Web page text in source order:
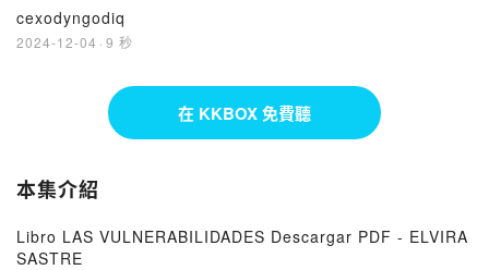
cexodyngodiq
2024-12-04 · 9 秒
在 KKBOX 免費聽
本集介紹
Libro LAS VULNERABILIDADES Descargar PDF - ELVIRA
SASTRE